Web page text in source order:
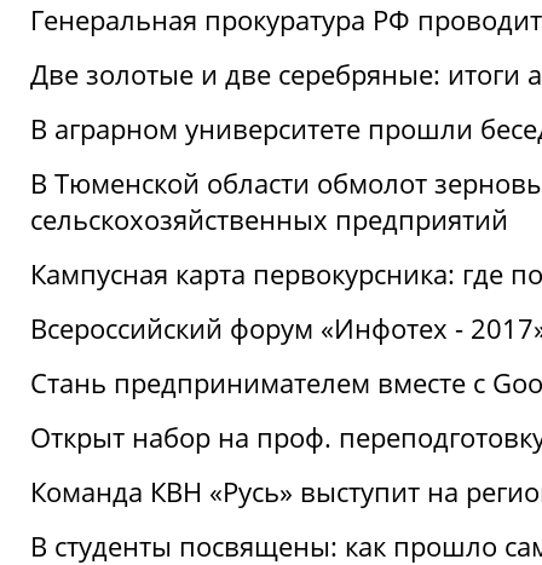
Генеральная прокуратура РФ
Две золотые и две серебряные:
В аграрном университете прошли
В Тюменской области обмолот
сельскохозяйственных предприятий
Кампусная карта первокурсника: где
Всероссийский форум «Инфотех -
Стань предпринимателем вместе с
Открыт набор на проф.
Команда КВН «Русь» выступит на
В студенты посвящены: как прошло